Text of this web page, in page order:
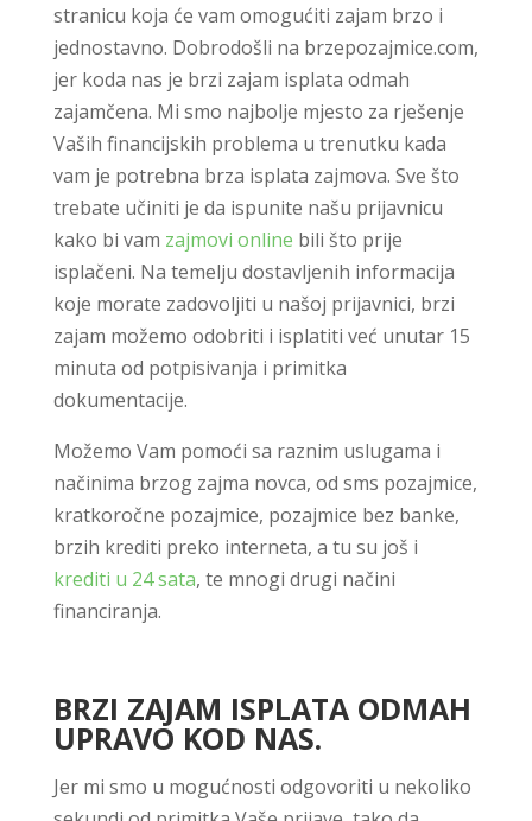
stranicu koja će vam omogućiti zajam brzo i
jednostavno. Dobrodošli na brzepozajmice.com,
jer koda nas je brzi zajam isplata odmah
zajamčena. Mi smo najbolje mjesto za rješenje
Vaših financijskih problema u trenutku kada
vam je potrebna brza isplata zajmova. Sve što
trebate učiniti je da ispunite našu prijavnicu
kako bi vam zajmovi online bili što prije
isplačeni. Na temelju dostavljenih informacija
koje morate zadovoljiti u našoj prijavnici, brzi
zajam možemo odobriti i isplatiti već unutar 15
minuta od potpisivanja i primitka
dokumentacije.
Možemo Vam pomoći sa raznim uslugama i
načinima brzog zajma novca, od sms pozajmice,
kratkoročne pozajmice, pozajmice bez banke,
brzih krediti preko interneta, a tu su još i
krediti u 24 sata, te mnogi drugi načini
financiranja.
BRZI ZAJAM ISPLATA ODMAH
UPRAVO KOD NAS.
Jer mi smo u mogućnosti odgovoriti u nekoliko